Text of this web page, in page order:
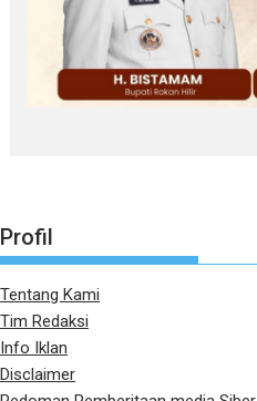
Profil
Tentang Kami
Tim Redaksi
Info Iklan
Disclaimer